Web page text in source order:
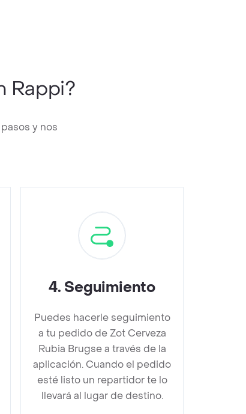
Rappi?
y nos
4. Seguimiento
Puedes hacerle seguimiento
a tu pedido de Zot Cerveza
Rubia Brugse a través de la
aplicación. Cuando el pedido
esté listo un repartidor te lo
llevará al lugar de destino.